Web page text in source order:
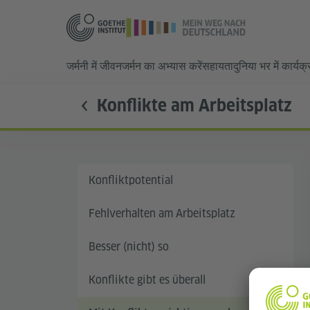
जर्मनी में जीवनजर्मन का अभ्यास करेंसहायतादुनिया भर में
Konflikte am Arbeitsplatz
Konfliktpotential
Fehlverhalten am Arbeitsplatz
Besser (nicht) so
Konflikte gibt es überall